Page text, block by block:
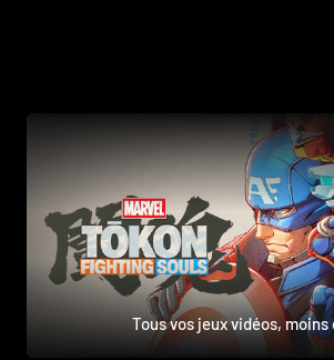
Tous vos jeux vidéos, moins